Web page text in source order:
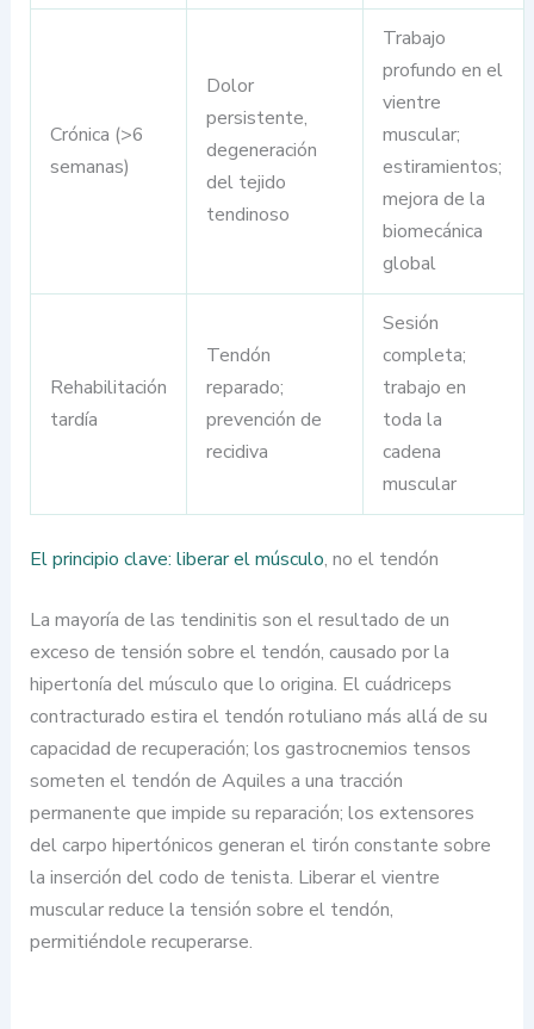
Crónica (>6
semanas)
Dolor
persistente,
degeneración
del tejido
tendinoso
Trabajo
profundo en el
vientre
muscular;
estiramientos;
mejora de la
biomecánica
global
Rehabilitación
tardía
Tendón
reparado;
prevención de
recidiva
Sesión
completa;
trabajo en
toda la
cadena
muscular
El principio clave: liberar el músculo, no el tendón
La mayoría de las tendinitis son el resultado de un
exceso de tensión sobre el tendón, causado por la
hipertonía del músculo que lo origina. El cuádriceps
contracturado estira el tendón rotuliano más allá de su
capacidad de recuperación; los gastrocnemios tensos
someten el tendón de Aquiles a una tracción
permanente que impide su reparación; los extensores
del carpo hipertónicos generan el tirón constante sobre
la inserción del codo de tenista. Liberar el vientre
muscular reduce la tensión sobre el tendón,
permitiéndole recuperarse.